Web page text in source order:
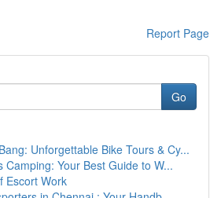
Report Page
Go
Unforgettable Bike Tours & Cy...
Camping: Your Best Guide to W...
Escort Work